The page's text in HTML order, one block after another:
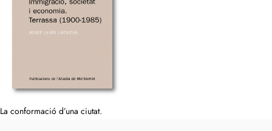
La conformació d’una ciutat.